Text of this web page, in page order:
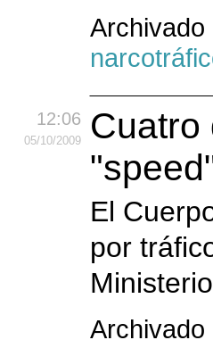
Archivado
12:06
05/10/2009
Cuatro
El
por
Archivado